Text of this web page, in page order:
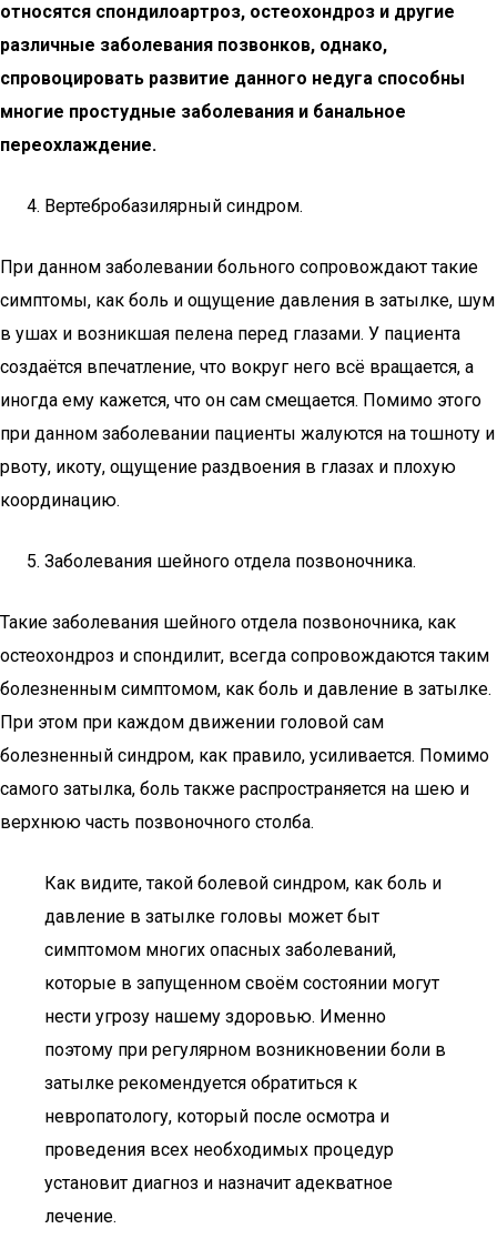
относятся спондилоартроз, остеохондроз и другие
различные заболевания позвонков, однако,
спровоцировать развитие данного недуга способны
многие простудные заболевания и банальное
переохлаждение.
Вертебробазилярный синдром.
При данном заболевании больного сопровождают такие
симптомы, как боль и ощущение давления в затылке, шум
в ушах и возникшая пелена перед глазами. У пациента
создаётся впечатление, что вокруг него всё вращается, а
иногда ему кажется, что он сам смещается. Помимо этого
при данном заболевании пациенты жалуются на тошноту и
рвоту, икоту, ощущение раздвоения в глазах и плохую
координацию.
Заболевания шейного отдела позвоночника.
Такие заболевания шейного отдела позвоночника, как
остеохондроз и спондилит, всегда сопровождаются таким
болезненным симптомом, как боль и давление в затылке.
При этом при каждом движении головой сам
болезненный синдром, как правило, усиливается. Помимо
самого затылка, боль также распространяется на шею и
верхнюю часть позвоночного столба.
Как видите, такой болевой синдром, как боль и
давление в затылке головы может быт
симптомом многих опасных заболеваний,
которые в запущенном своём состоянии могут
нести угрозу нашему здоровью. Именно
поэтому при регулярном возникновении боли в
затылке рекомендуется обратиться к
невропатологу, который после осмотра и
проведения всех необходимых процедур
установит диагноз и назначит адекватное
лечение.